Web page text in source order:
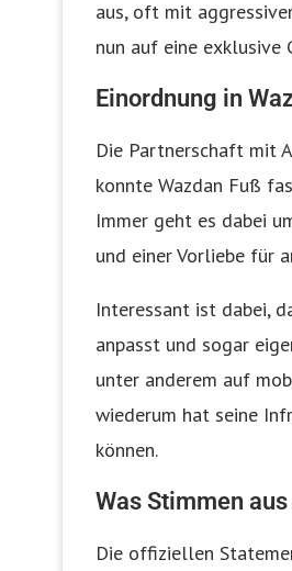
aus, oft mit
nun auf eine exklusive
Einordnung in
Die Partnerschaft mit
konnte Wazdan Fuß
Immer geht es dabei
und einer Vorliebe für
Interessant ist dabei,
anpasst und sogar
unter anderem auf
wiederum hat seine
können.
Was Stimmen
Die offiziellen